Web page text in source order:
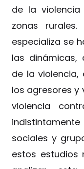
de la
zonas
especializa se
las dinámicas,
de la
los agresores y
violencia
sociales y
estos estudios